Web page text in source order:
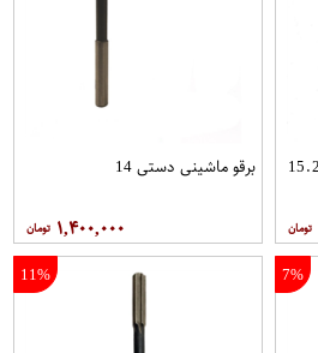
برقو ماشینی دستی 14
۱,۴۰۰,۰۰۰
7%
11%